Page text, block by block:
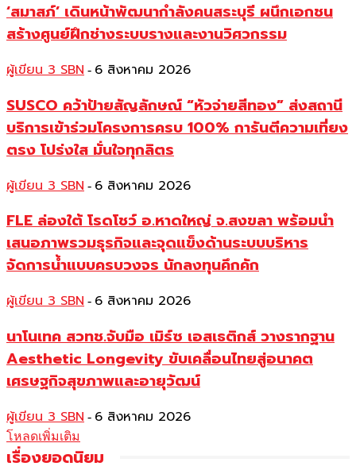
‘สมาสภ์’ เดินหน้าพัฒนากำลังคนสระบุรี ผนึกเอกชน
สร้างศูนย์ฝึกช่างระบบรางและงานวิศวกรรม
ผู้เขียน 3 SBN - 6 สิงหาคม 2026
SUSCO คว้าป้ายสัญลักษณ์ “หัวจ่ายสีทอง” ส่งสถานี
บริการเข้าร่วมโครงการครบ 100% การันตีความเที่ยง
ตรง โปร่งใส มั่นใจทุกลิตร
ผู้เขียน 3 SBN - 6 สิงหาคม 2026
FLE ล่องใต้ โรดโชว์ อ.หาดใหญ่ จ.สงขลา พร้อมนำ
เสนอภาพรวมธุรกิจและจุดแข็งด้านระบบบริหาร
จัดการน้ำแบบครบวงจร นักลงทุนคึกคัก
ผู้เขียน 3 SBN - 6 สิงหาคม 2026
นาโนเทค สวทช.จับมือ เมิร์ซ เอสเธติกส์ วางรากฐาน
Aesthetic Longevity ขับเคลื่อนไทยสู่อนาคต
เศรษฐกิจสุขภาพและอายุวัฒน์
ผู้เขียน 3 SBN - 6 สิงหาคม 2026
โหลดเพิ่มเติม
เรื่องยอดนิยม